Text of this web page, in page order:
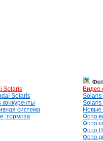
Solaris
Solaris
конкуренты
система
тормоза
Видео
Solaris
Solaris
Новые
Фото
Фото
Фото
Фото